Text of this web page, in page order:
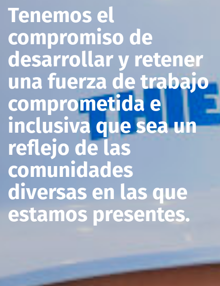
Tenemos el
compromiso de
desarrollar y retener
una fuerza de trabajo
comprometida e
inclusiva que sea un
reflejo de las
comunidades
diversas en las que
estamos presentes.